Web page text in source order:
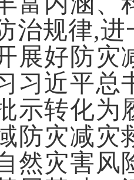
治规律,进
展好防灾
习近平总
示转化为
防灾减灾
然灾害风